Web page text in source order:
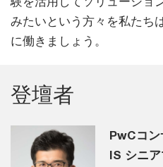
みたいという方々を私たち
に働きましょう。
登壇者
PwCコ
IS シニ